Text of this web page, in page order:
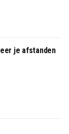
je afstanden